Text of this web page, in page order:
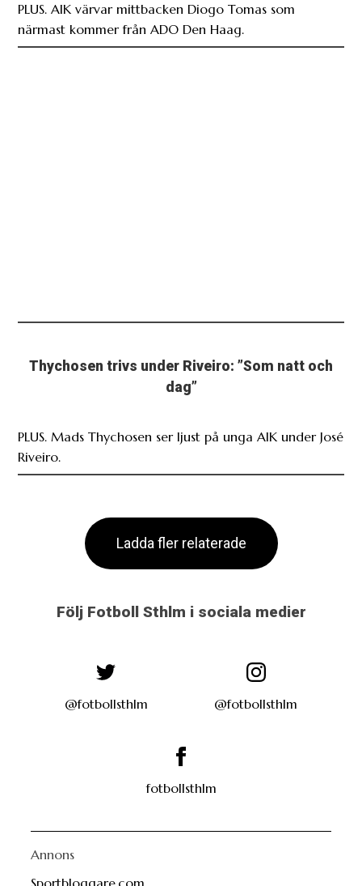
PLUS. AIK värvar mittbacken Diogo Tomas som
närmast kommer från ADO Den Haag.
Thychosen trivs under Riveiro: ”Som natt och
dag”
PLUS. Mads Thychosen ser ljust på unga AIK under José
Riveiro.
Ladda fler relaterade
Följ Fotboll Sthlm i sociala medier
@fotbollsthlm @fotbollsthlm
fotbollsthlm
Annons